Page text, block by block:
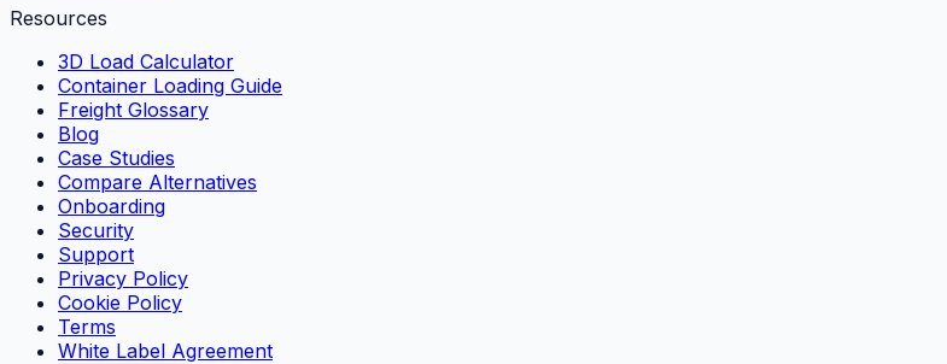
Resources
3D Load Calculator
Container Loading Guide
Freight Glossary
Blog
Case Studies
Compare Alternatives
Onboarding
Security
Support
Privacy Policy
Cookie Policy
Terms
White Label Agreement